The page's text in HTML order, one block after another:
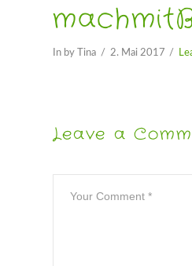
In by Tina 2. Mai 2017
Leave a